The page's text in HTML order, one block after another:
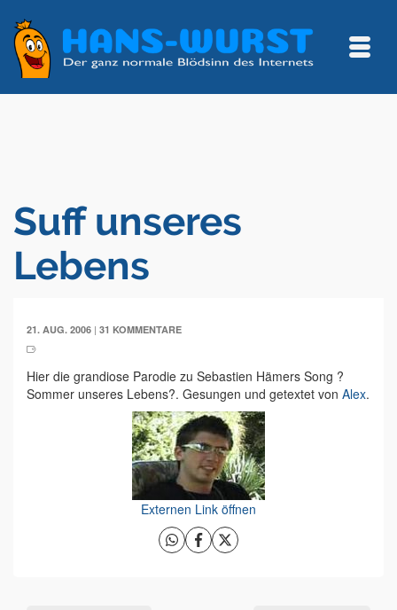
Suff unseres
Lebens
21. AUG. 2006 | 31 KOMMENTARE
Hier die grandiose Parodie zu Sebastien Hämers Song ?
Sommer unseres Lebens?. Gesungen und getextet von Alex.
Externen Link öffnen